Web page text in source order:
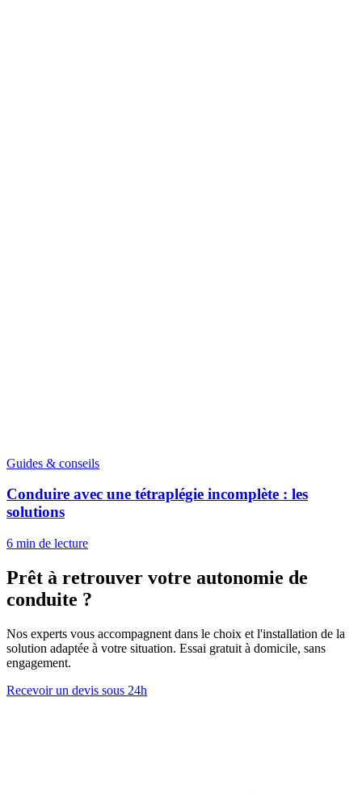
Prêt à retrouver votre autonomie de
conduite ?
Nos experts vous accompagnent dans le choix et l'installation de la
solution adaptée à votre situation. Essai gratuit à domicile, sans
engagement.
Recevoir un devis sous 24h